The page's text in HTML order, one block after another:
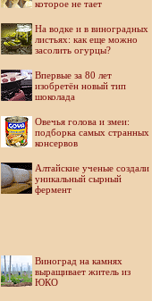
которое не тает
На водке и в виноградных
листьях: как еще можно
засолить огурцы?
Впервые за 80 лет
изобретён новый тип
шоколада
Овечья голова и змеи:
подборка самых странных
консервов
Алтайские ученые создали
уникальный сырный
фермент
Виноград на камнях
выращивает житель из
ЮКО